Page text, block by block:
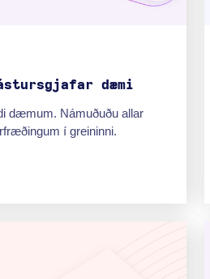
dæmi
dæmum. Námuðuðu allar
í greininni.